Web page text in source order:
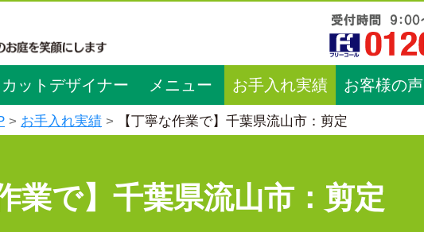
カットデザイナー メニュー お手入れ実績 お客様の声
お手入れ実績 【丁寧な作業で】千葉県流山市：剪定
業で】千葉県流山市：剪定